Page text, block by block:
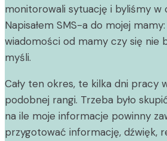
monitorowali sytuację i byliśmy w
Napisałem SMS-a do mojej
wiadomości od mamy czy się nie
myśli.
Cały ten okres, te kilka dni pracy
podobnej rangi. Trzeba było
na ile moje informacje powinny
przygotować informację, dźwięk,